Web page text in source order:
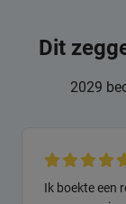
Dit
2029
Ik boekte een